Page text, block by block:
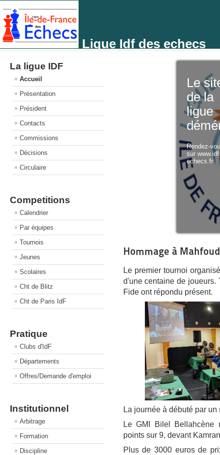
Ligue Idf des echecs
La ligue IDF
Accueil
Présentation
Président
Contacts
Commissions
Décisions
Circulaire
Competitions
Calendrier
Par équipes
Tournois
Jeunes
Scolaires
Cht de Blitz
Cht de Paris IdF
Pratique
Clubs d'IdF
Départements
Offres/Demande d'emploi
Institutionnel
Arbitrage
Formation
Discipline
Le
de la
ligue
Rendez-
sur
echecs.fr
Hommage à
Le premier tournoi
d'une centaine de joueurs.
Fide ont répondu présent.
La journée à débuté par
Le GMI Bilel Bellahcène
points sur 9, devant
Plus de 3000 euros de